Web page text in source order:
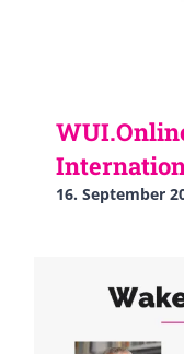
16. September